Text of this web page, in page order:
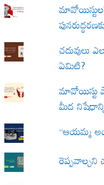
చదువులు
ఏమిటి?
మావోయిస్టు
మీద
“ఆయమ్మ